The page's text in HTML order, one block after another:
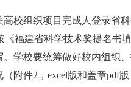
组织项目完成人登录省科
《福建省科学技术奖提名书
学校要统筹做好校内组织
附件2，excel版和盖章pdf